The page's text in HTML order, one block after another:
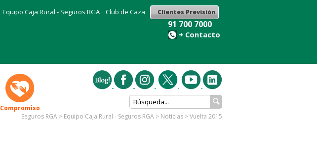
Clientes Previsión
Equipo Caja Rural - Seguros RGA Club de Caza
91 700 7000
+ Contacto
Compromiso
Seguros RGA > Equipo Caja Rural - Seguros RGA > Noticias >Vuelta 2015